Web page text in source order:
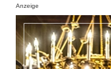
Anzeige